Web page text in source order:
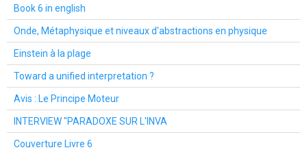
Book 6 in english
Onde, Métaphysique et niveaux d'abstractions en physique
Einstein à la plage
Toward a unified interpretation ?
Avis : Le Principe Moteur
INTERVIEW "PARADOXE SUR L'INVA
Couverture Livre 6